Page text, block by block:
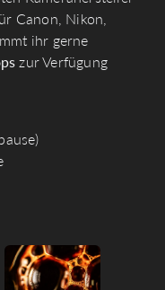
Canon, Nikon,
ihr gerne
zur Verfügung